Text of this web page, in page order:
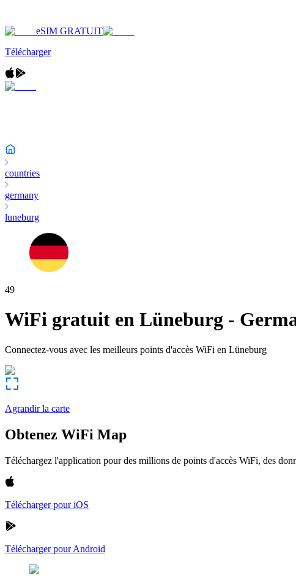
eSIM GRATUIT
Télécharger
countries
germany
luneburg
49
WiFi gratuit en Lüneburg -
Connectez-vous avec les meilleurs points d'accès WiFi en Lüneburg
Agrandir la carte
Obtenez WiFi Map
Téléchargez l'application pour des millions de points d'accès WiFi, des
Télécharger pour iOS
Télécharger pour Android